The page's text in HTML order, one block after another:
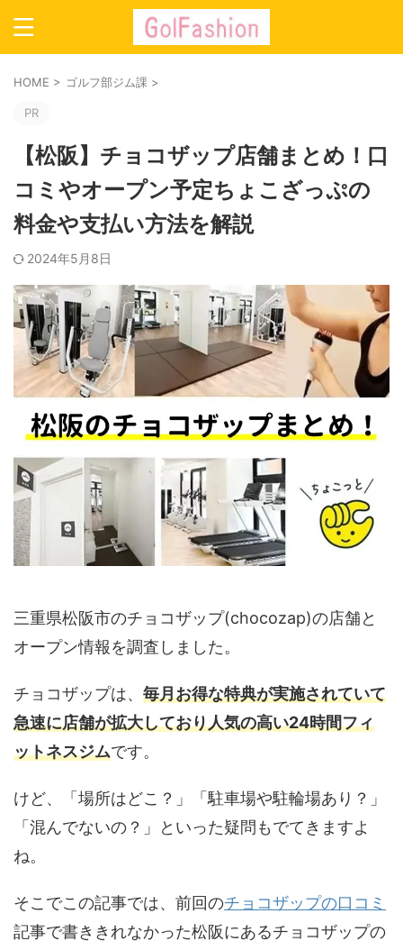
HOME > ゴルフ部ジム課 >
PR
【松阪】チョコザップ店舗まとめ！口
コミやオープン予定ちょこざっぷの
料金や支払い方法を解説
2024年5月8日
三重県松阪市のチョコザップ(chocozap)の店舗と
オープン情報を調査しました。
チョコザップは、 毎月お得な特典が実施されていて
急速に店舗が拡大しており人気の高い24時間フィ
ットネスジムです。
けど、「場所はどこ？」「駐車場や駐輪場あり？」
「混んでないの？」といった疑問もでてきますよ
ね。
そこでこの記事では、前回のチョコザップの口コミ
記事で書ききれなかった松阪にあるチョコザップの